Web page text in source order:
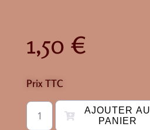
1,50 €
Prix TTC
AJOUTER AU
PANIER